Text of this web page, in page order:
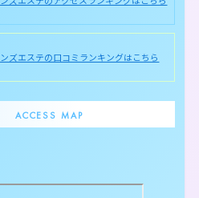
ズエステの口コミランキングはこちら
ACCESS MAP